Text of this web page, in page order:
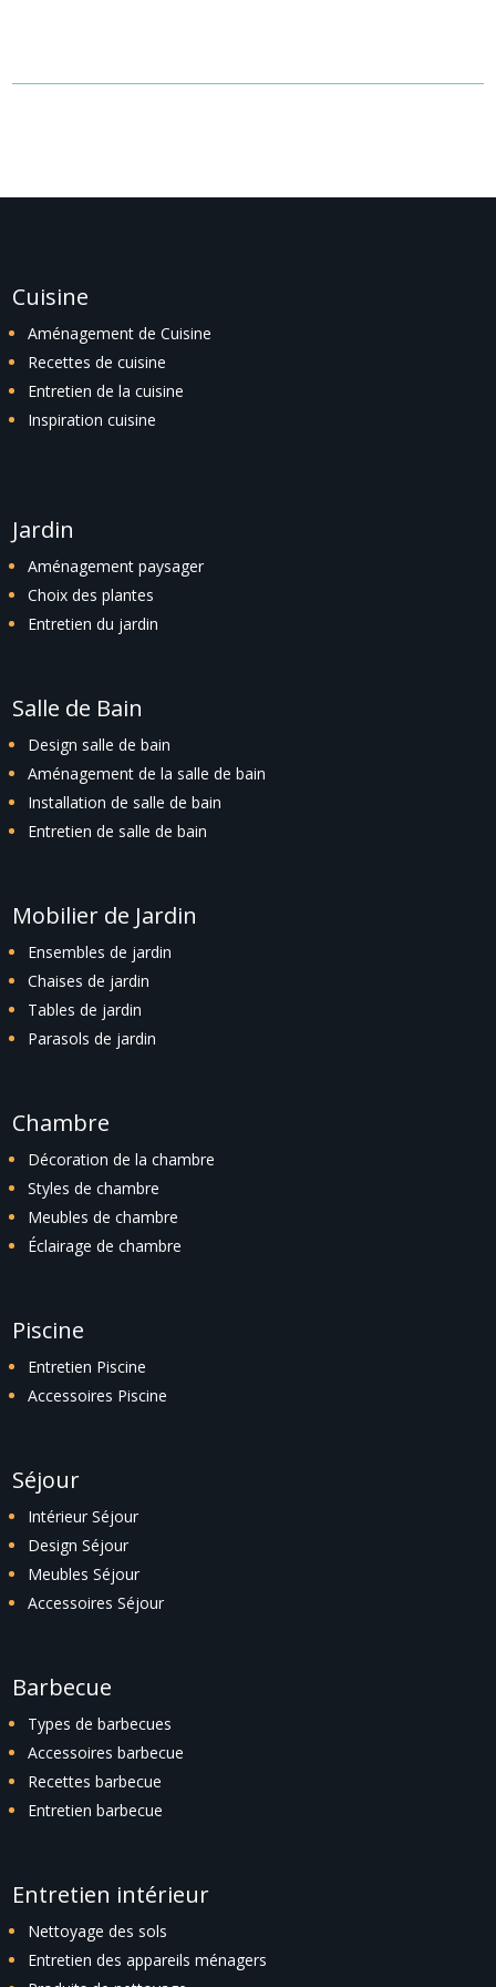
Cuisine
Aménagement de Cuisine
Recettes de cuisine
Entretien de la cuisine
Inspiration cuisine
Jardin
Aménagement paysager
Choix des plantes
Entretien du jardin
Salle de Bain
Design salle de bain
Aménagement de la salle de bain
Installation de salle de bain
Entretien de salle de bain
Mobilier de Jardin
Ensembles de jardin
Chaises de jardin
Tables de jardin
Parasols de jardin
Chambre
Décoration de la chambre
Styles de chambre
Meubles de chambre
Éclairage de chambre
Piscine
Entretien Piscine
Accessoires Piscine
Séjour
Intérieur Séjour
Design Séjour
Meubles Séjour
Accessoires Séjour
Barbecue
Types de barbecues
Accessoires barbecue
Recettes barbecue
Entretien barbecue
Entretien intérieur
Nettoyage des sols
Entretien des appareils ménagers